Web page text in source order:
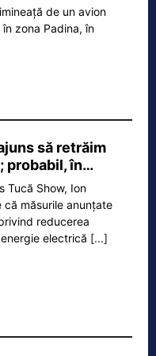
de un avion
în zona Padina, în
să retrăim
probabil, în…
Tucă Show, Ion
că măsurile anunțate
reducerea
electrică [...]